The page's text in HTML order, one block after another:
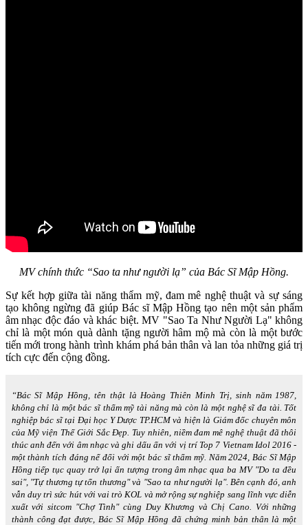
MV chính thức “Sao ta như người lạ” của Bác Sĩ Mập Hồng.
Sự kết hợp giữa tài năng thẩm mỹ, đam mê nghệ thuật và sự sáng
tạo không ngừng đã giúp Bác sĩ Mập Hồng tạo nên một sản phẩm
âm nhạc độc đáo và khác biệt. MV "Sao Ta Như Người Lạ" không
chỉ là một món quà dành tặng người hâm mộ mà còn là một bước
tiến mới trong hành trình khám phá bản thân và lan tỏa những giá trị
tích cực đến cộng đồng.
“Bác Sĩ Mập Hồng, tên thật là Hoàng Thiên Minh Trị, sinh năm 1987,
không chỉ là một bác sĩ thẩm mỹ tài năng mà còn là một nghệ sĩ đa tài. Tốt
nghiệp bác sĩ tại Đại học Y Dược TP.HCM và hiện là Giám đốc chuyên môn
của Mỹ viện Thế Giới Sắc Đẹp. Tuy nhiên, niềm đam mê nghệ thuật đã thôi
thúc anh đến với âm nhạc và ghi dấu ấn với vị trí Top 7 Vietnam Idol 2016 -
một thành tích đáng nể đối với một bác sĩ thẩm mỹ. Năm 2024, Bác Sĩ Mập
Hồng tiếp tục quay trở lại ấn tượng trong âm nhạc qua ba MV "Do ta đều
sai", "Tự thương tự tổn thương" và "Sao ta như người lạ". Bên cạnh đó, anh
vẫn duy trì sức hút với vai trò KOL và mở rộng sự nghiệp sang lĩnh vực diễn
xuất với sitcom "Chợ Tình" cùng Duy Khương và Chị Cano. Với những
thành công đạt được, Bác Sĩ Mập Hồng đã chứng minh bản thân là một